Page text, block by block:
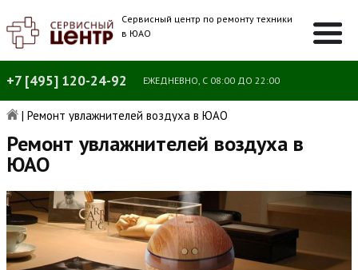
Сервисный центр по ремонту техники
в ЮАО
+7 [495] 120-24-92 ЕЖЕДНЕВНО, С 08:00 ДО 22:00
| Ремонт увлажнителей воздуха в ЮАО
Ремонт увлажнителей воздуха в
ЮАО